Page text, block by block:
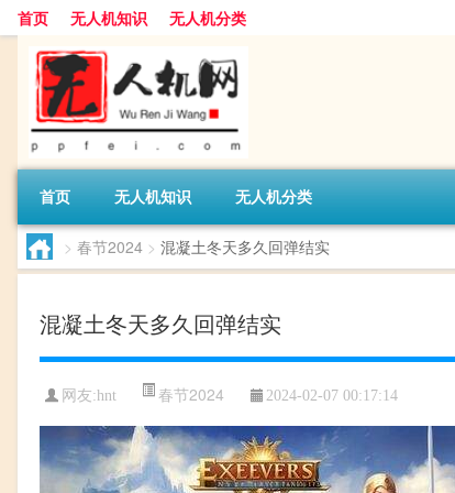
首页 无人机知识 无人机分类
首页 无人机知识 无人机分类
> 春节2024 > 混凝土冬天多久回弹结实
混凝土冬天多久回弹结实
网友:hnt 春节2024 2024-02-07 00:17:14